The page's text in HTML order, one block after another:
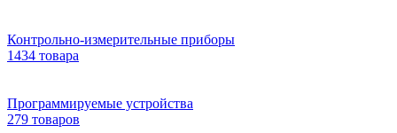
Контрольно-измерительные приборы
1434 товара
Программируемые устройства
279 товаров